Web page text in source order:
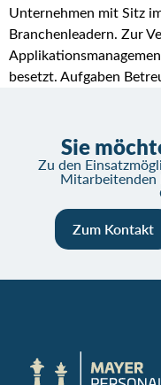
Unternehmen mit Sitz
Branchenleadern. Zur
besetzt. Aufgaben
Sie
Zu den
Mitarbeitenden
Zum Kontakt